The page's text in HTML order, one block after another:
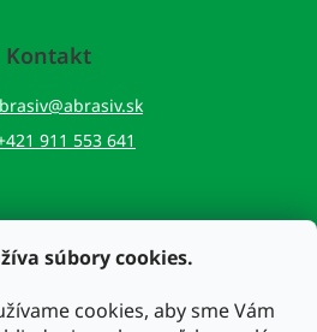
súbory cookies.
cookies, aby sme Vám
Kontakt
@abrasiv.sk
911 553 641
online platby